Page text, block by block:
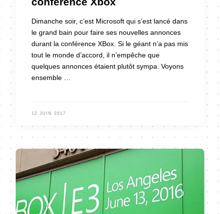
Dimanche soir, c’est Microsoft qui s’est lancé dans
le grand bain pour faire ses nouvelles annonces
durant la conférence XBox. Si le géant n’a pas mis
tout le monde d’accord, il n’empêche que
quelques annonces étaient plutôt sympa. Voyons
ensemble …
12 JUIN 2017